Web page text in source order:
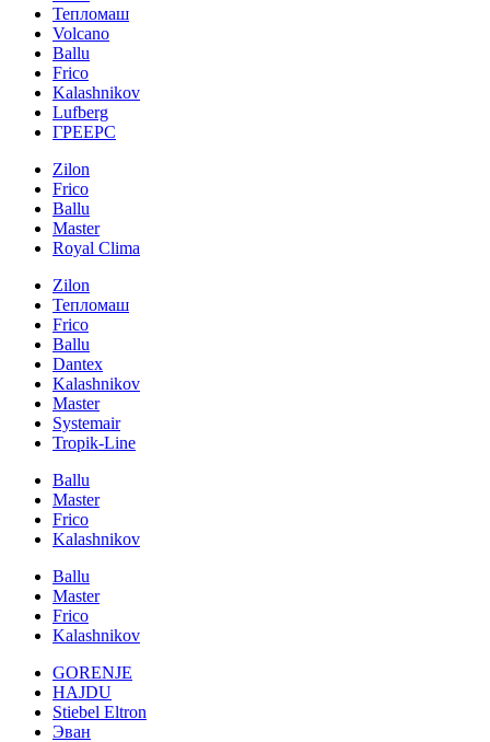
Тепломаш
Volcano
Ballu
Frico
Kalashnikov
Lufberg
ГРЕЕРС
Zilon
Frico
Ballu
Master
Royal Clima
Zilon
Тепломаш
Frico
Ballu
Dantex
Kalashnikov
Master
Systemair
Tropik-Line
Ballu
Master
Frico
Kalashnikov
Ballu
Master
Frico
Kalashnikov
GORENJE
HAJDU
Stiebel Eltron
Эван